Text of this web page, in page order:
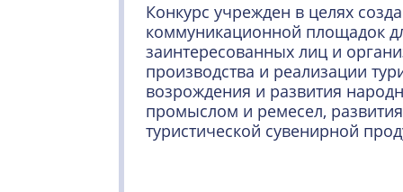
Конкурс учрежден в целях
коммуникационной площадок
заинтересованных лиц и
производства и реализации
возрождения и развития
промыслом и ремесел,
туристической сувенирной